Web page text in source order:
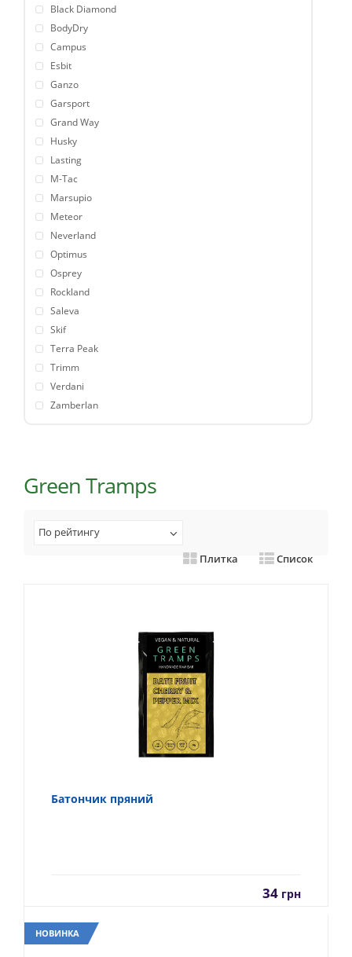
Black Diamond
BodyDry
Campus
Esbit
Ganzo
Garsport
Grand Way
Husky
Lasting
M-Tac
Marsupio
Meteor
Neverland
Optimus
Osprey
Rockland
Saleva
Skif
Terra Peak
Trimm
Verdani
Zamberlan
Green Tramps
По рейтингу
Плитка
Список
Батончик пряний
34 грн
НОВИНКА